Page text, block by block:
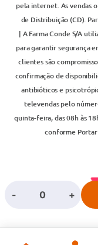
- +
pela internet. As vendas
de Distribuição (CD).
| A Farma Conde S/A
para garantir segurança
clientes são
confirmação de
antibióticos e
televendas pelo
quinta-feira, das 08h às
conforme